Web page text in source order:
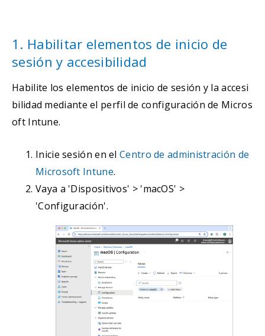
1. Habilitar elementos de inicio de
sesión y accesibilidad
Habilite los elementos de inicio de sesión y la accesi
bilidad mediante el perfil de configuración de Micros
oft Intune.
Inicie sesión en elCentro de administración de
Microsoft Intune.
Vaya a 'Dispositivos' > 'macOS' >
'Configuración'.